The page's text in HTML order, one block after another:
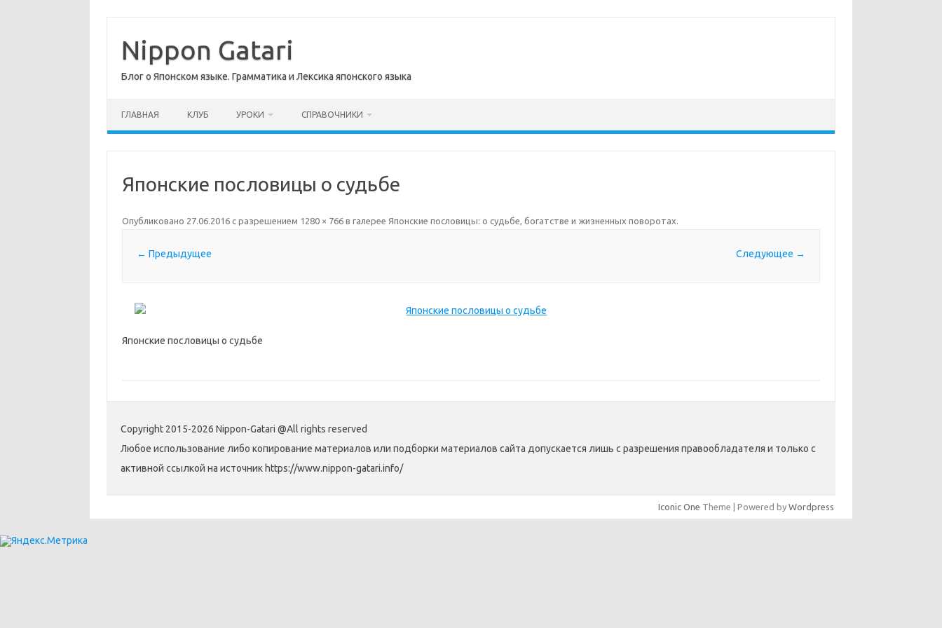
содержимому
Nippon Gatari
Блог о Японском языке. Грамматика и Лексика японского языка
ГЛАВНАЯ КЛУБ УРОКИ СПРАВОЧНИКИ
Японские пословицы о судьбе
Опубликовано 27.06.2016с разрешением 1280 × 766в галерее Японские пословицы: о судьбе, богатстве и жизненных поворотах.
← Предыдущее Следующее →
Японские пословицы о судьбе
Copyright 2015-2026 Nippon-Gatari @All rights reserved
Любое использование либо копирование материалов или подборки материалов сайта допускается лишь с разрешения правообладателя и только с
активной ссылкой на источник https://www.nippon-gatari.info/
Iconic One Theme | Powered by Wordpress